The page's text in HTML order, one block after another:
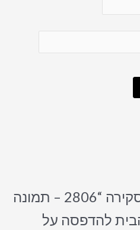
היה הראשון לכתוב סקירה “2806 – תמונה
להדפסה על